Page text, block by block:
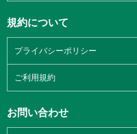
規約について
プライバシーポリシー
ご利用規約
お問い合わせ